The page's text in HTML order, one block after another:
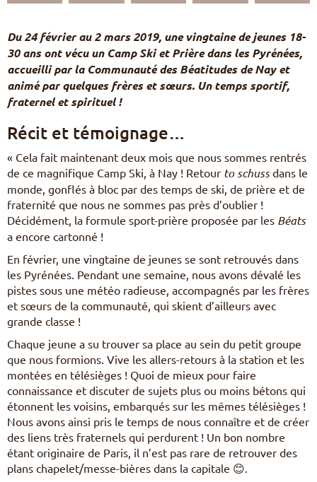
S’engager – missions
Nourrir sa vie spirituelle
Du temps pour Dieu
EN
DE
IT
HU
Du 24 février au 2 mars 2019, une vingtaine de jeunes 18-
30 ans ont vécu un Camp Ski et Prière dans les Pyrénées,
accueilli par la Communauté des Béatitudes de Nay et
animé par quelques frères et sœurs. Un temps sportif,
fraternel et spirituel !
Récit et témoignage…
« Cela fait maintenant deux mois que nous sommes rentrés
de ce magnifique Camp Ski, à Nay ! Retour to schussdans le
monde, gonflés à bloc par des temps de ski, de prière et de
fraternité que nous ne sommes pas près d’oublier !
Décidément, la formule sport-prière proposée par les Béats
a encore cartonné !
En février, une vingtaine de jeunes se sont retrouvés dans
les Pyrénées. Pendant une semaine, nous avons dévalé les
pistes sous une météo radieuse, accompagnés par les frères
et sœurs de la communauté, qui skient d’ailleurs avec
grande classe !
Chaque jeune a su trouver sa place au sein du petit groupe
que nous formions. Vive les allers-retours à la station et les
montées en télésièges ! Quoi de mieux pour faire
connaissance et discuter de sujets plus ou moins bétons qui
étonnent les voisins, embarqués sur les mêmes télésièges !
Nous avons ainsi pris le temps de nous connaître et de créer
des liens très fraternels qui perdurent ! Un bon nombre
étant originaire de Paris, il n’est pas rare de retrouver des
plans chapelet/messe-bières dans la capitale 😊.